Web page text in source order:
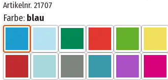
Artikelnr. 21707
Farbe: blau